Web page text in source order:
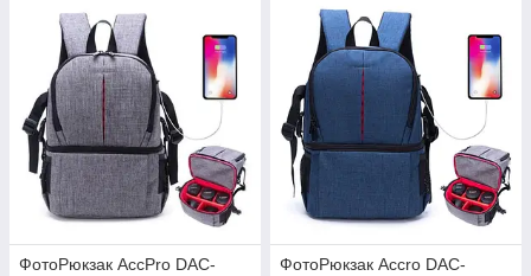
ФотоРюкзак AccPro DAC-
ФотоРюкзак Accro DAC-